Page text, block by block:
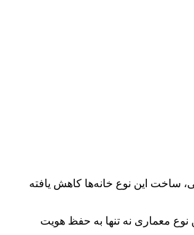
ساخت این نوع خانه‌ها کاهش یافته
معماری نه تنها به حفظ هویت